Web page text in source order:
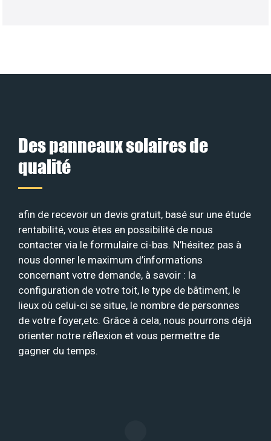
Des panneaux solaires de
qualité
afin de recevoir un devis gratuit, basé sur une étude
rentabilité, vous êtes en possibilité de nous
contacter via le formulaire ci-bas. N’hésitez pas à
nous donner le maximum d’informations
concernant votre demande, à savoir : la
configuration de votre toit, le type de bâtiment, le
lieux où celui-ci se situe, le nombre de personnes
de votre foyer,etc. Grâce à cela, nous pourrons déjà
orienter notre réflexion et vous permettre de
gagner du temps.